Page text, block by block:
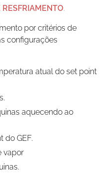
.
por critérios de
configurações
atual do set point
aquecendo ao
do GEF.
vapor